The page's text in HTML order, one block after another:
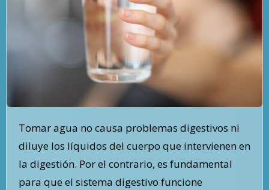
Tomar agua no causa problemas digestivos ni
diluye los líquidos del cuerpo que intervienen en
la digestión. Por el contrario, es fundamental
para que el sistema digestivo funcione